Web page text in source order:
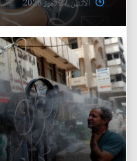
الأثنين 27 تموز 2026